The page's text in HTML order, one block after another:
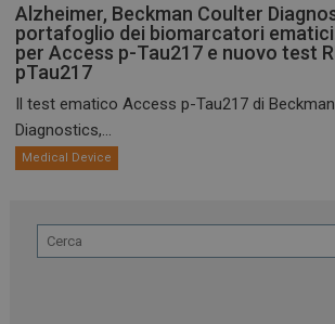
Alzheimer, Beckman Coulter
portafoglio dei biomarcatori
per Access p-Tau217 e nuovo test
pTau217
Il test ematico Access p-Tau217 di
Diagnostics,...
Medical Device